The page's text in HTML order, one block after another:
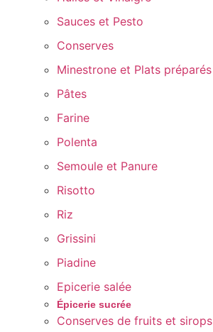
Sauces et Pesto
Conserves
Minestrone et Plats préparés
Pâtes
Farine
Polenta
Semoule et Panure
Risotto
Riz
Grissini
Piadine
Epicerie salée
Épicerie sucrée
Conserves de fruits et sirops